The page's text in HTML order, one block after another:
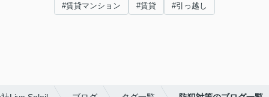
#賃貸マンション #賃貸 #引っ越し